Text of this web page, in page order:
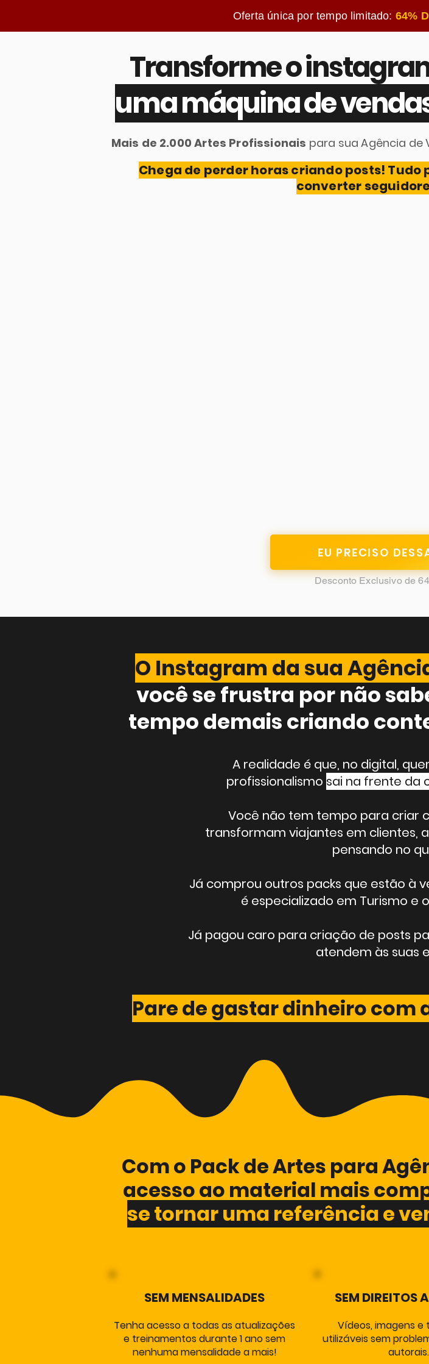
Oferta única por tempo limitado: 64%
Transforme o
uma máquina de
Mais de 2.000 Artes Profissionais para sua Agência
Chega de perder horas criando posts!
converter
EU PRECISO
Desconto Exclusivo de
O Instagram da sua
você se frustra por não
tempo demais criando
A realidade é que, no digital,
profissionalismo sai na frente da
Você não tem tempo para criar
transformam viajantes em clientes,
pensando no
Já comprou outros packs que estão à
é especializado em Turismo e
Já pagou caro para criação de posts
atendem às suas
Pare de gastar dinheiro com
Com o Pack de Artes para
acesso ao material mais
se tornar uma referência e
SEM MENSALIDADES
Tenha acesso a todas as atualizações
e treinamentos durante 1 ano sem
nenhuma mensalidade a mais!
SEM DIREITOS
Vídeos, imagens e
utilizáveis sem
autorais.